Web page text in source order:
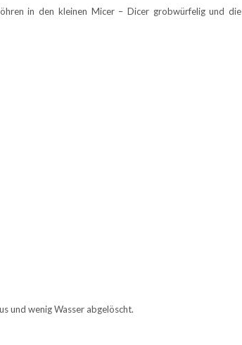
in den kleinen Micer – Dicer grobwürfelig und die
und wenig Wasser abgelöscht.